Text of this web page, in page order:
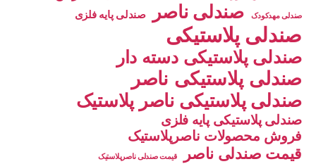
صندلی مهدکودک صندلی ناصر صندلی پایه فلزی
صندلی پلاستیکی
صندلی پلاستیکی دسته دار
صندلی پلاستیکی ناصر
صندلی پلاستیکی ناصر پلاستیک
صندلی پلاستیکی پایه فلزی
فروش محصولات ناصرپلاستیک
قیمت صندلی ناصر قیمت صندلی ناصرپلاستیک